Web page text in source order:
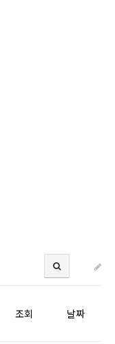
조회 날짜